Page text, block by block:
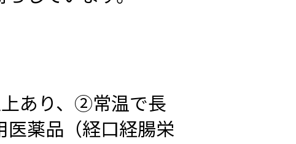
あり、②常温で長
薬品（経口経腸栄